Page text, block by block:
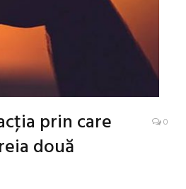
prin care
două
0